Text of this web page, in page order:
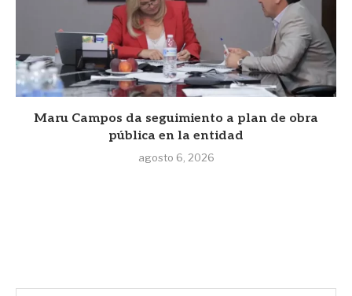
Maru Campos da seguimiento a plan de obra
pública en la entidad
agosto 6, 2026